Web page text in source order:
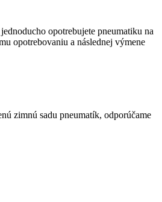
opotrebujete pneumatiku na
opotrebovaniu a následnej výmene
zimnú sadu pneumatík, odporúčame